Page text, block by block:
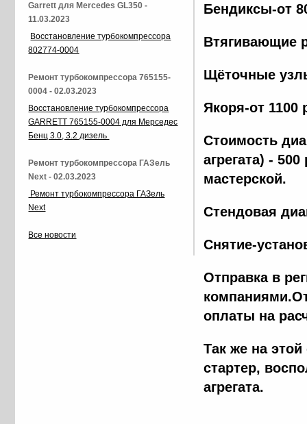
Бендиксы-от
Втягивающие
Щёточные
Якоря-от 1100
Стоимость
агрегата) -
мастерской.
Стендовая
Снятие-
Отправка в
оплаты на
Так же на
стартер,
агрегата.
Garrett для Mercedes GL350 -
11.03.2023
Восстановление турбокомпрессора
802774-0004
Ремонт турбокомпрессора 765155-
0004 - 02.03.2023
Восстановление турбокомпрессора
GARRETT 765155-0004 для Мерседес
Бенц 3.0, 3.2 дизель
Ремонт турбокомпрессора ГАЗель
Next - 02.03.2023
Ремонт турбокомпрессора ГАЗель
Next
Все новости